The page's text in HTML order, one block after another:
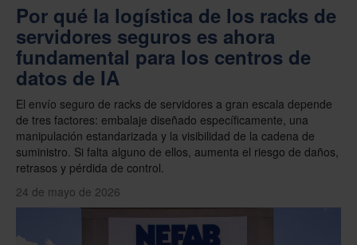
Por qué la logística de los racks de
servidores seguros es ahora
fundamental para los centros de
datos de IA
El envío seguro de racks de servidores a gran escala depende
de tres factores: embalaje diseñado específicamente, una
manipulación estandarizada y la visibilidad de la cadena de
suministro. Si falta alguno de ellos, aumenta el riesgo de daños,
retrasos y pérdida de control.
24 de mayo de 2026